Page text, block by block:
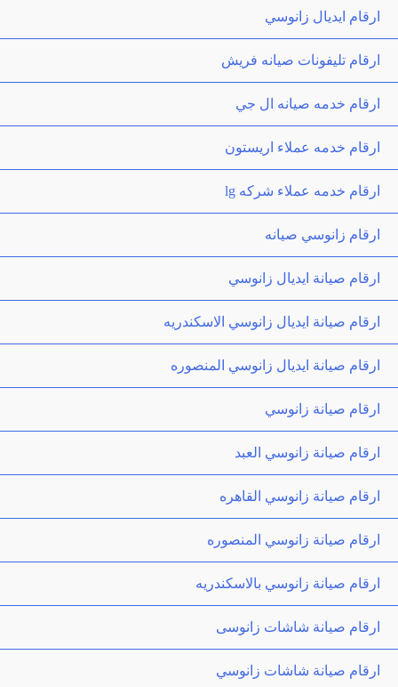
ارقام ايديال زانوسي
ارقام تليفونات صيانه فريش
ارقام خدمه صيانه ال جي
ارقام خدمه عملاء اريستون
ارقام خدمه عملاء شركه lg
ارقام زانوسي صيانه
ارقام صيانة ايديال زانوسي
ارقام صيانة ايديال زانوسي الاسكندريه
ارقام صيانة ايديال زانوسي المنصوره
ارقام صيانة زانوسي
ارقام صيانة زانوسي العبد
ارقام صيانة زانوسي القاهره
ارقام صيانة زانوسي المنصوره
ارقام صيانة زانوسي بالاسكندريه
ارقام صيانة شاشات زانوسى
ارقام صيانة شاشات زانوسي